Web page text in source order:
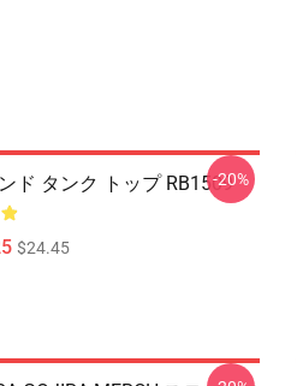
ド タンク トップ RB1509
$24.45
-20%